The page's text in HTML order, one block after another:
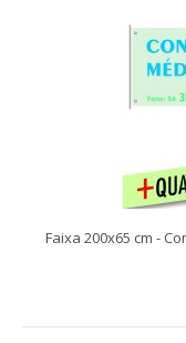
Compras
facilitam a
Faixa 200x65 cm -